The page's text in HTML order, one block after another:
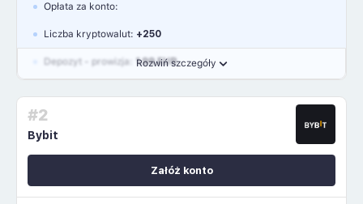
Rozwiń szczegóły
Opłata za konto:
Liczba kryptowalut: +250
Depozyt - prowizja: 1.99 EUR
Język polski: TAK
#2
Bybit
Załóż konto